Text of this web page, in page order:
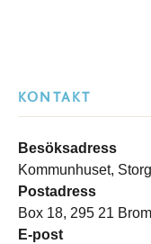
KONTAKT
Besöksadress
Kommunhuset,
Postadress
Box 18, 295 21
E-post